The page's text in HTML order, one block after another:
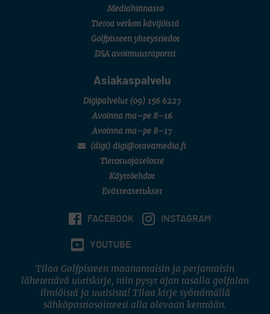
SM-reikäpeli (M50/Kymen Golf)
7 (U18 ja U21/pojat/Tahko)
Mediahinnasto
Tietoa verkon kävijöistä
Golfpisteen yhteystiedot
DSA avoimuusraportti
Asiakaspalvelu
Digipalvelut (09) 156 6227
Avoinna ma–pe 8–16
Avoinna ma–pe 8–17
(digi) digi@otavamedia.fi
Tietosuojaseloste
Käyttöehdot
Evästeasetukset
FACEBOOK INSTAGRAM
YOUTUBE
Tilaa Golfpisteen maanantaisin ja perjantaisin
lähetettävä uutiskirje, niin pysyt ajan tasalla golfalan
ilmiöistä ja uutisista! Tilaa kirje syöttämällä
sähköpostiosoitteesi alla olevaan kenttään.